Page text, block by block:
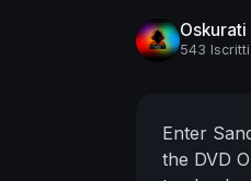
543 Iscritti
Enter
the DVD